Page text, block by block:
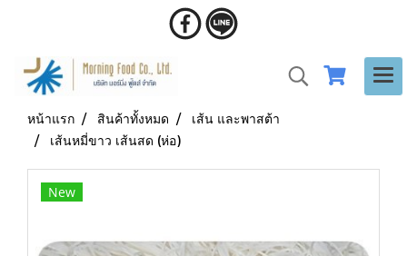
หน้าแรก สินค้าทั้งหมด
เส้น และพาสต้า
เส้นหมี่ขาว เส้นสด (ห่อ)
New